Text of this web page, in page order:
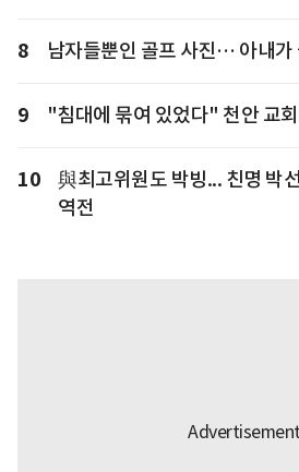
8 남자들뿐인 골프 사진… 아내가
9 "침대에 묶여 있었다" 천안 교
10
與최고위원도 박빙... 친명 박
역전